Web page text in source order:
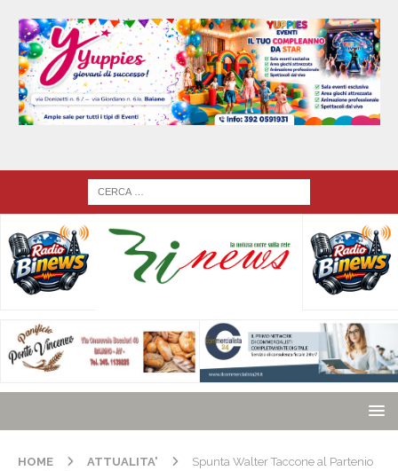
HOME ATTUALITA'
Spunta Walter Taccone al Partenio